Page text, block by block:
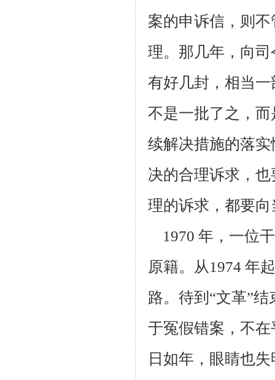
案的申诉信，则 不
理。 那几年，向
有好几封，相当
不是一批了之，
续解决措施的落实
决的合理诉求，
理的诉求，都要
1970 年，一位
原籍。从1974 年
路。待到“文革”
于冤假错案，不在
日如年， 眼睛也